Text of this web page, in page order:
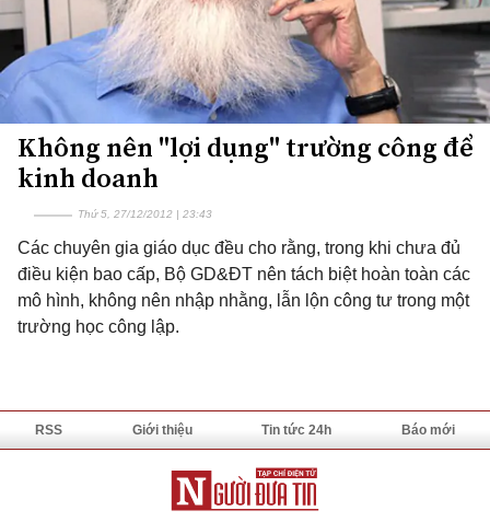
Không nên "lợi dụng" trường công để
kinh doanh
Thứ 5, 27/12/2012 | 23:43
Các chuyên gia giáo dục đều cho rằng, trong khi chưa đủ
điều kiện bao cấp, Bộ GD&ĐT nên tách biệt hoàn toàn các
mô hình, không nên nhập nhằng, lẫn lộn công tư trong một
trường học công lập.
RSS Giới thiệu Tin tức 24h Báo mới